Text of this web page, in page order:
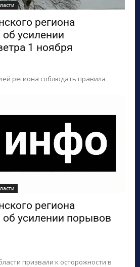
региона
усилении
1 ноября
региона соблюдать правила
региона
усилении порывов
призвали к осторожности в